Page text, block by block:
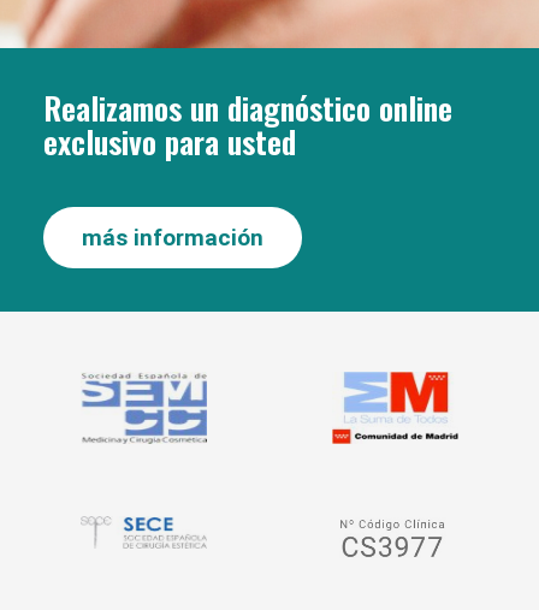
Realizamos un diagnóstico online
exclusivo para usted
más información